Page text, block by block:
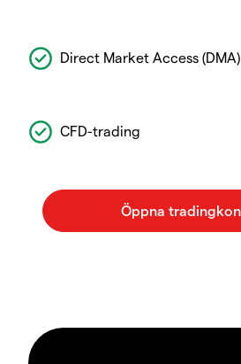
Direct Market Access (DMA)
CFD-trading